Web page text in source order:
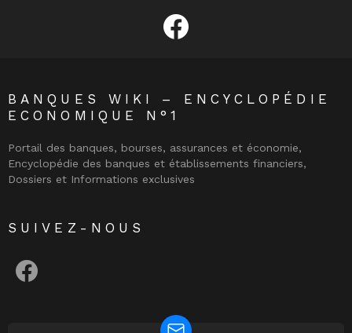
facebook
BANQUES WIKI – ENCYCLOPÉDIE
ECONOMIQUE N°1
Portail des banques, bourses, assurances et économie,
Encyclopédie des banques et établissements financiers,
Dossiers et Informations exclusives
SUIVEZ-NOUS